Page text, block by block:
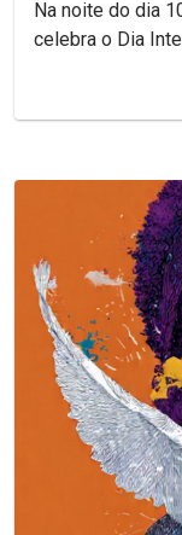
Na noite do dia
celebra o Dia